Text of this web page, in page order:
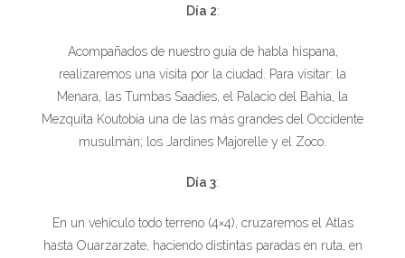
Día 2:
Acompañados de nuestro guía de habla hispana,
realizaremos una visita por la ciudad. Para visitar: la
Menara, las Tumbas Saadies, el Palacio del Bahia, la
Mezquita Koutobia una de las más grandes del Occidente
musulmán; los Jardines Majorelle y el Zoco.
Día 3:
En un vehículo todo terreno (4×4), cruzaremos el Atlas
hasta Ouarzarzate, haciendo distintas paradas en ruta, en